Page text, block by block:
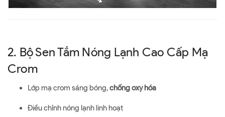
2. Bộ Sen Tắm Nóng Lạnh Cao Cấp Mạ
Crom
Lớp mạ crom sáng bóng,chống oxy hóa
Điều chỉnh nóng lạnh linh hoạt